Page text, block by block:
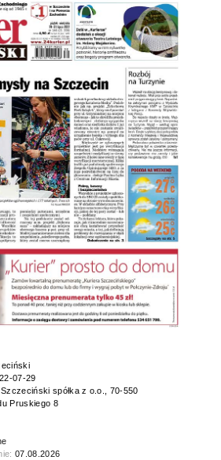
07-29
spółka z o.o., 70-550
Pruskiego 8
07.08.2026